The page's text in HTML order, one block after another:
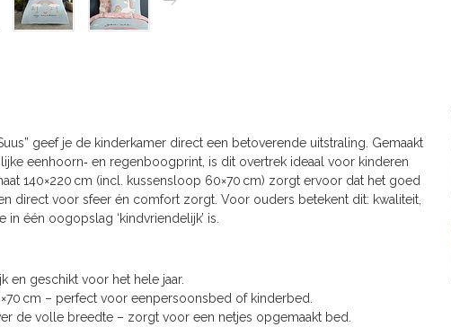
geef je de kinderkamer direct een betoverende uitstraling. Gemaakt
eenhoorn‑ en regenboogprint, is dit overtrek ideaal voor kinderen
140×220 cm (incl. kussensloop 60×70 cm) zorgt ervoor dat het goed
direct voor sfeer én comfort zorgt. Voor ouders betekent dit: kwaliteit,
één oogopslag ‘kindvriendelijk’ is.
en geschikt voor het hele jaar.
cm – perfect voor eenpersoonsbed of kinderbed.
de volle breedte – zorgt voor een netjes opgemaakt bed.